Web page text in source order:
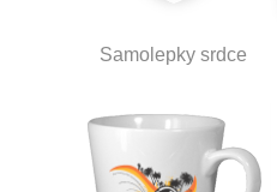
Samolepky srdce